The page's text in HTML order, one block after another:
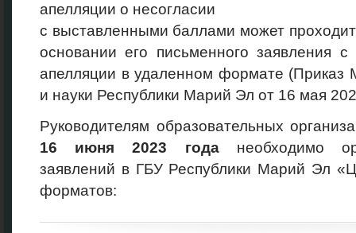
апелляции о несогласии
с выставленными баллами может
основании его письменного заявления
апелляции в удаленном формате (Приказ
и науки Республики Марий Эл от 16 мая
Руководителям образовательных
16
июня 2023 годанеобходимо
заявлений в ГБУ Республики Марий Эл
форматов: